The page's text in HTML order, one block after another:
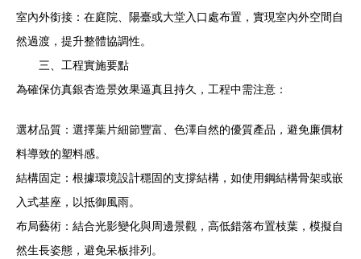
室內外銜接：在庭院、陽臺或大堂入口處布置，實現室內外空間自
然過渡，提升整體協調性。
三、工程實施要點
為確保仿真銀杏造景效果逼真且持久，工程中需注意：
選材品質：選擇葉片細節豐富、色澤自然的優質產品，避免廉價材
料導致的塑料感。
結構固定：根據環境設計穩固的支撐結構，如使用鋼結構骨架或嵌
入式基座，以抵御風雨。
布局藝術：結合光影變化與周邊景觀，高低錯落布置枝葉，模擬自
然生長姿態，避免呆板排列。